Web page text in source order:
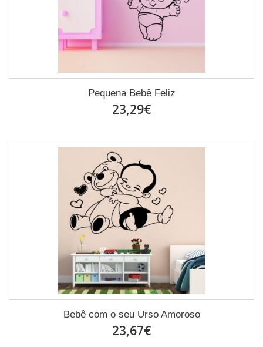
Pequena Bebê Feliz
23,29€
Bebê com o seu Urso Amoroso
23,67€